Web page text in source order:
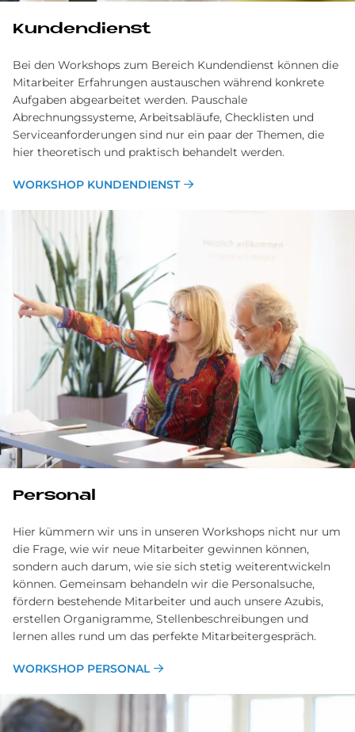
Kundendienst
Bei den Workshops zum Bereich Kundendienst können die
Mitarbeiter Erfahrungen austauschen während konkrete
Aufgaben abgearbeitet werden. Pauschale
Abrechnungssysteme, Arbeitsabläufe, Checklisten und
Serviceanforderungen sind nur ein paar der Themen, die
hier theoretisch und praktisch behandelt werden.
WORKSHOP KUNDENDIENST
Personal
Hier kümmern wir uns in unseren Workshops nicht nur um
die Frage, wie wir neue Mitarbeiter gewinnen können,
sondern auch darum, wie sie sich stetig weiterentwickeln
können. Gemeinsam behandeln wir die Personalsuche,
fördern bestehende Mitarbeiter und auch unsere Azubis,
erstellen Organigramme, Stellenbeschreibungen und
lernen alles rund um das perfekte Mitarbeitergespräch.
WORKSHOP PERSONAL